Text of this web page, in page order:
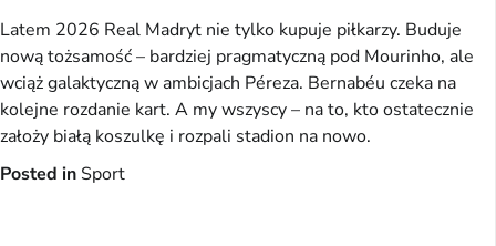
Latem 2026 Real Madryt nie tylko kupuje piłkarzy. Buduje
nową tożsamość – bardziej pragmatyczną pod Mourinho, ale
wciąż galaktyczną w ambicjach Péreza. Bernabéu czeka na
kolejne rozdanie kart. A my wszyscy – na to, kto ostatecznie
założy białą koszulkę i rozpali stadion na nowo.
Posted in Sport